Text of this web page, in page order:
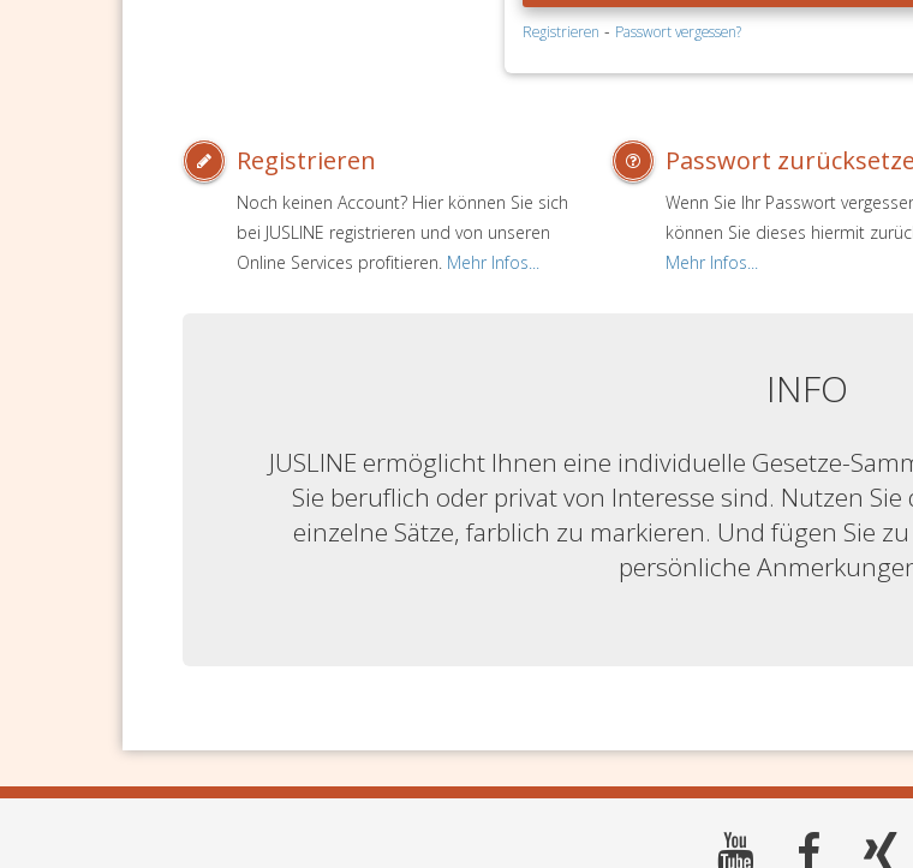
Registrieren - Passwort vergessen?
Registrieren
Noch keinen Account? Hier können Sie sich
bei JUSLINE registrieren und von unseren
Online Services profitieren. Mehr Infos...
Passwort
Wenn Sie Ihr Passwort
können Sie dieses hiermit
Mehr Infos...
INFO
JUSLINE ermöglicht Ihnen eine individuelle Gesetze-
Sie beruflich oder privat von Interesse sind. Nutzen
einzelne Sätze, farblich zu markieren. Und fügen Sie
persönliche